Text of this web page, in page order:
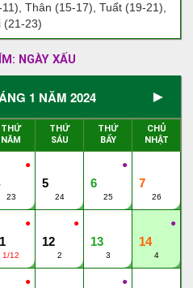
Thân (15-17), Tuất (19-21),
(21-23)
NGÀY XẤU
1 NĂM 2024 ►
THỨ
NĂM
THỨ
SÁU
THỨ
BẨY
CHỦ
NHẬT
●
23
5
24
●
6
25
7
26
●
1/12
●
12
2
13
3
●
14
4
● ●